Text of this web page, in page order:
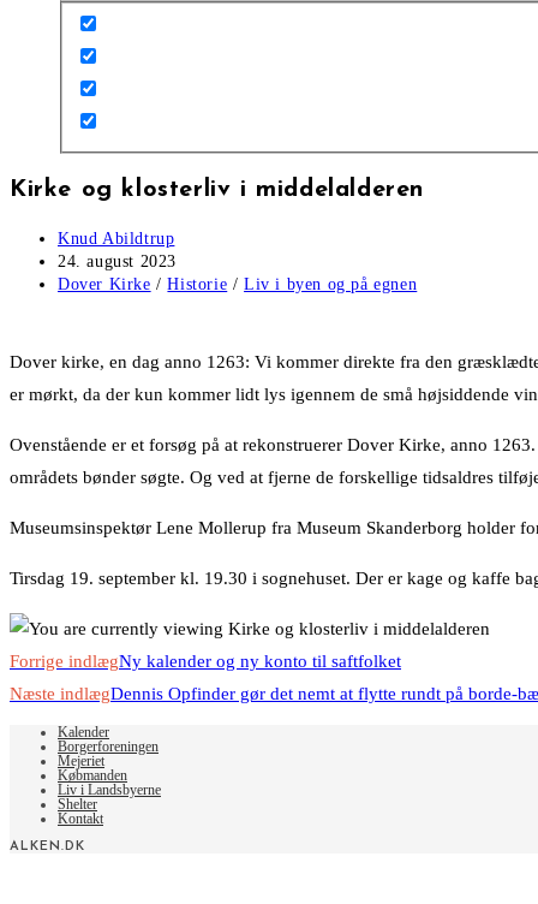
Kirke og klosterliv i middelalderen
Post
author:
Knud Abildtrup
Post
published:
24. august 2023
Post
Dover Kirke / Historie / Liv i byen og på egnen
Dover kirke, en dag anno 1263: Vi kommer direkte fra den
er mørkt, da der kun kommer lidt lys igennem de små højsiddende
Ovenstående er et forsøg på at rekonstruerer Dover Kirke, anno
områdets bønder søgte. Og ved at fjerne de forskellige tidsaldres
Museumsinspektør Lene Mollerup fra Museum Skanderborg holder
Tirsdag 19. september kl. 19.30 i sognehuset. Der er kage og kaffe
Read
more
articles
Forrige indlægNy kalender og ny konto til saftfolket
Næste indlægDennis Opfinder gør det nemt at flytte rundt på borde-
Kalender
Borgerforeningen
Mejeriet
Købmanden
Liv i Landsbyerne
Shelter
Kontakt
ALKEN.DK